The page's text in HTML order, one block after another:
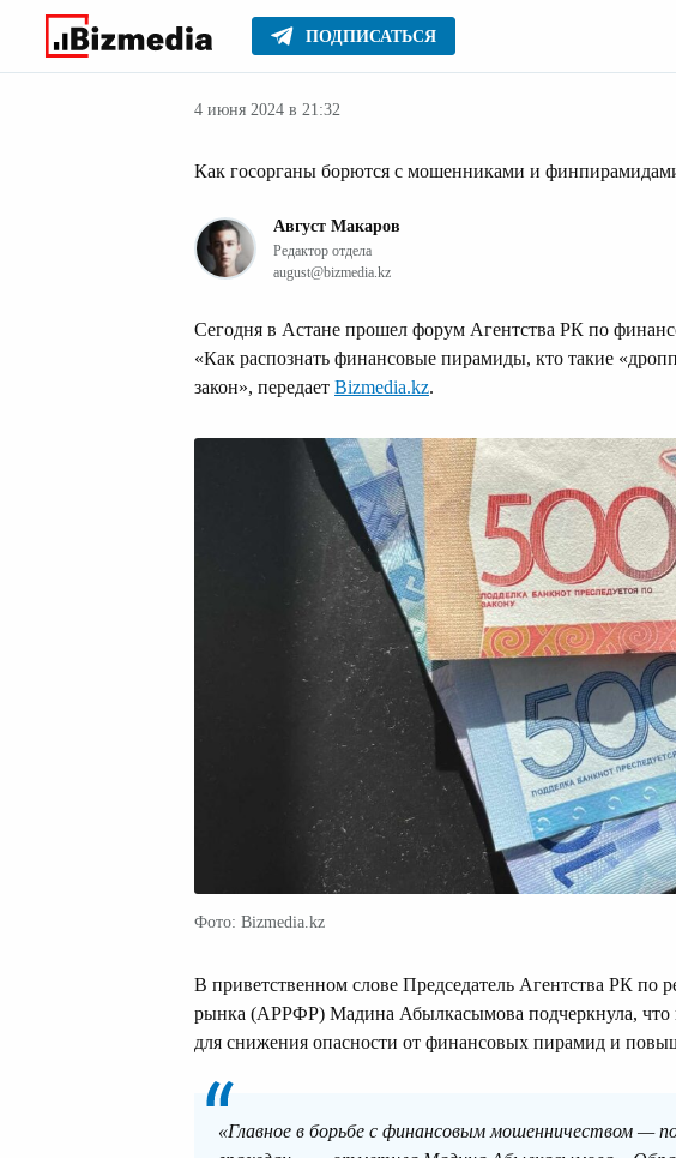
ПОДПИСАТЬСЯ
Главное Новости Финансовые новости
4 июня 2024 в 21:32
Как госорганы борются с мошенниками и
Август Макаров
Редактор отдела
august@bizmedia.kz
Сегодня в Астане прошел форум Агентства РК по
«Как распознать финансовые пирамиды, кто такие
закон», передает Bizmedia.kz.
Фото: Bizmedia.kz
В приветственном слове Председатель Агентства РК по
рынка (АРРФР) Мадина Абылкасымова подчеркнула, что
для снижения опасности от финансовых пирамид и
«Главное в борьбе с финансовым мошенничеством —